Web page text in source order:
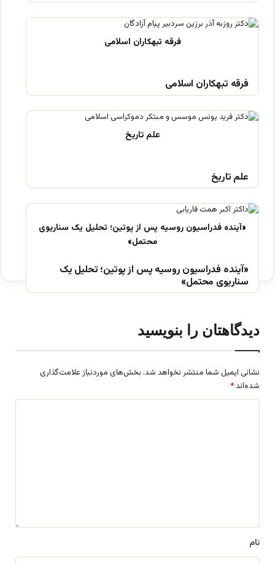
فرقه تبهکاران اسلامی
علم تاریخ
«آینده فدراسیون روسیه پس از پوتین؛ تحلیل یک
سناریوی محتمل»
دیدگاهتان را بنویسید
نشانی ایمیل شما منتشر نخواهد شد. بخش‌های موردنیاز علامت‌گذاری
شده‌اند *
نام